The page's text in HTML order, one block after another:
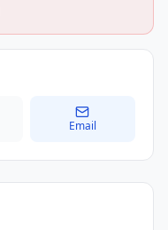
Email